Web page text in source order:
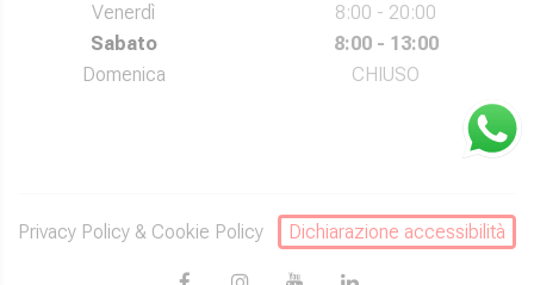
Venerdì
8:00 - 20:00
Sabato
8:00 - 13:00
Domenica
CHIUSO
Privacy Policy & Cookie Policy Dichiarazione accessibilità